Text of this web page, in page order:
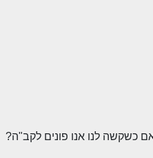
כשקשה לנו אנו פונים לקב"ה?